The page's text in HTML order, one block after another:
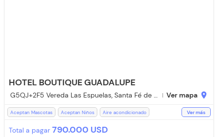
HOTEL BOUTIQUE GUADALUPE
G5QJ+2F5 Vereda Las Espuelas, Santa Fé de Antioquia, Antioquia
Ver mapa location_on
Aceptan Mascotas Aceptan Niños
Aire acondicionado
Ver más
Total a pagar 790.000 USD